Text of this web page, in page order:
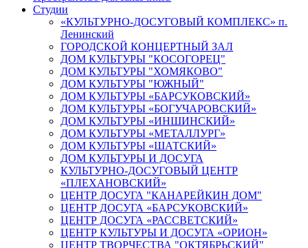
Студии
«КУЛЬТУРНО-ДОСУГОВЫЙ КОМПЛЕКС» п.
Ленинский
ГОРОДСКОЙ КОНЦЕРТНЫЙ ЗАЛ
ДОМ КУЛЬТУРЫ "КОСОГОРЕЦ"
ДОМ КУЛЬТУРЫ "ХОМЯКОВО"
ДОМ КУЛЬТУРЫ "ЮЖНЫЙ"
ДОМ КУЛЬТУРЫ «БАРСУКОВСКИЙ»
ДОМ КУЛЬТУРЫ «БОГУЧАРОВСКИЙ»
ДОМ КУЛЬТУРЫ «ИНШИНСКИЙ»
ДОМ КУЛЬТУРЫ «МЕТАЛЛУРГ»
ДОМ КУЛЬТУРЫ «ШАТСКИЙ»
ДОМ КУЛЬТУРЫ И ДОСУГА
КУЛЬТУРНО-ДОСУГОВЫЙ ЦЕНТР
«ПЛЕХАНОВСКИЙ»
ЦЕНТР ДОСУГА "КАНАРЕЙКИН ДОМ"
ЦЕНТР ДОСУГА «БАРСУКОВСКИЙ»
ЦЕНТР ДОСУГА «РАССВЕТСКИЙ»
ЦЕНТР КУЛЬТУРЫ И ДОСУГА «ОРИОН»
ЦЕНТР ТВОРЧЕСТВА "ОКТЯБРЬСКИЙ"